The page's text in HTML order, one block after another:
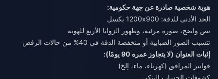
هوية شخصية صادرة عن جهة حكومية:
الحد الأدنى للدقة: 1200x900 بكسل
نص واضح، صورة مرئية، وظهور الزوايا الأربع للهوية
تتسبب الصور الضبابية أو منخفضة الدقة في 40% من حالات الرفض
إثبات العنوان (لا يتجاوز عمره 90 يومًا):
فواتير المرافق (كهرباء، ماء، إلخ)
كشوفات الحساب البنكي